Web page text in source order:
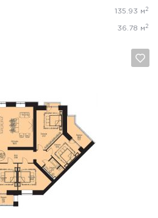
135.93 м 2
36.78 м 2
Да, удалить Отмена